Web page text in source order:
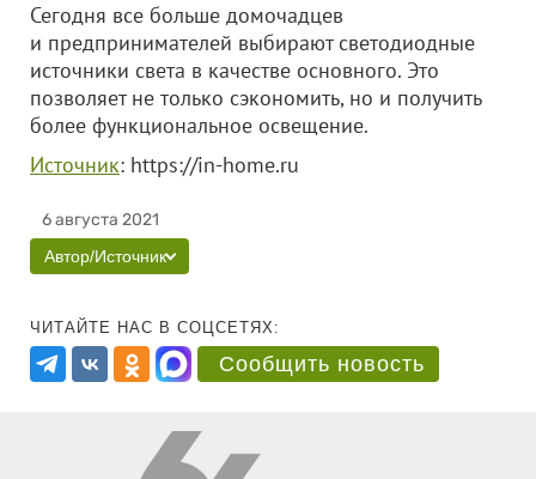
Сегодня все больше домочадцев
и предпринимателей выбирают светодиодные
источники света в качестве основного. Это
позволяет не только сэкономить, но и получить
более функциональное освещение.
Источник: https://in-home.ru
6 августа 2021
Автор/Источник
ЧИТАЙТЕ НАС В СОЦСЕТЯХ:
Сообщить новость